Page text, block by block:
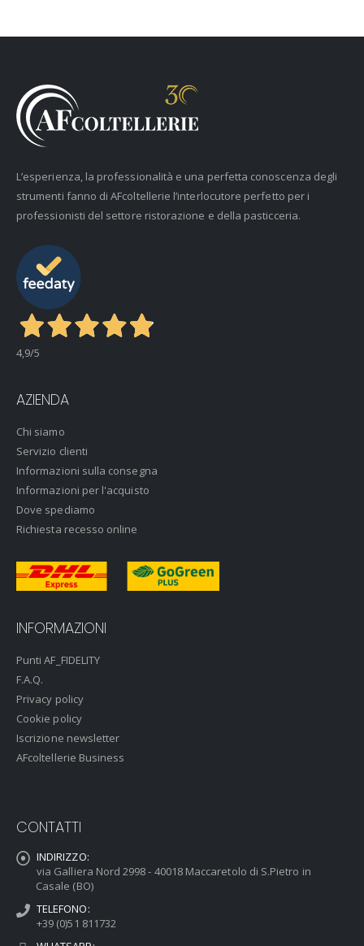
L’esperienza, la professionalità e una perfetta conoscenza degli
strumenti fanno di AFcoltellerie l’interlocutore perfetto per i
professionisti del settore ristorazione e della pasticceria.
4,9/5
AZIENDA
Chi siamo
Servizio clienti
Informazioni sulla consegna
Informazioni per l'acquisto
Dove spediamo
Richiesta recesso online
INFORMAZIONI
Punti AF_FIDELITY
F.A.Q.
Privacy policy
Cookie policy
Iscrizione newsletter
AFcoltellerie Business
CONTATTI
INDIRIZZO:
via Galliera Nord 2998 - 40018 Maccaretolo di S.Pietro in
Casale (BO)
TELEFONO:
+39 (0)51 811732